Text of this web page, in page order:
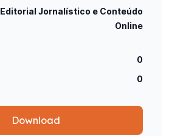
Editorial Jornalístico e Conteúdo
Online
0
0
Download